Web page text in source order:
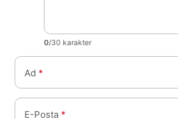
0/30 karakter
Ad *
E-Posta *